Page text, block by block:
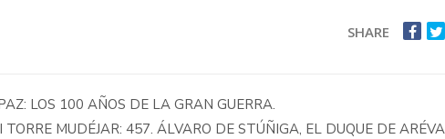
SHARE
LOS 100 AÑOS DE LA GRAN GUERRA.
TORRE MUDÉJAR: 457. ÁLVARO DE STÚÑIGA, EL DUQUE DE